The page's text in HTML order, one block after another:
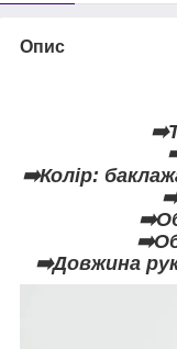
Опис
➡️Колір:
➡️Довжина